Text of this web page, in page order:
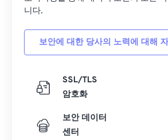
니다.
보안에 대한 당사의 노력에 대해
SSL/TLS
암호화
보안 데이터
센터